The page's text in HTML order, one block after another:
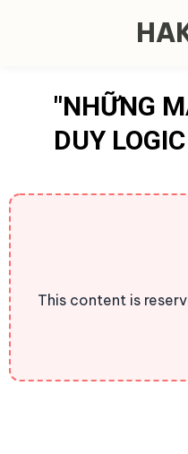
"NHỮNG
DUY
This content is